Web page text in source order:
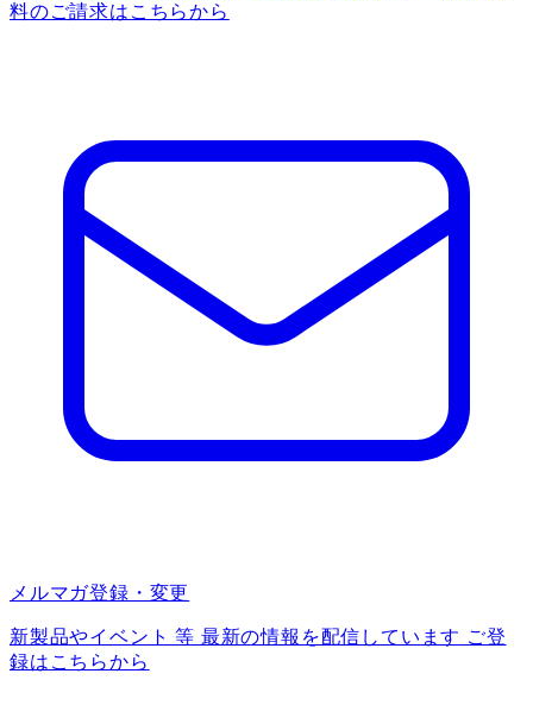
料のご請求はこちらから
メルマガ登録・変更
新製品やイベント 等 最新の情報を配信しています ご登
録はこちらから